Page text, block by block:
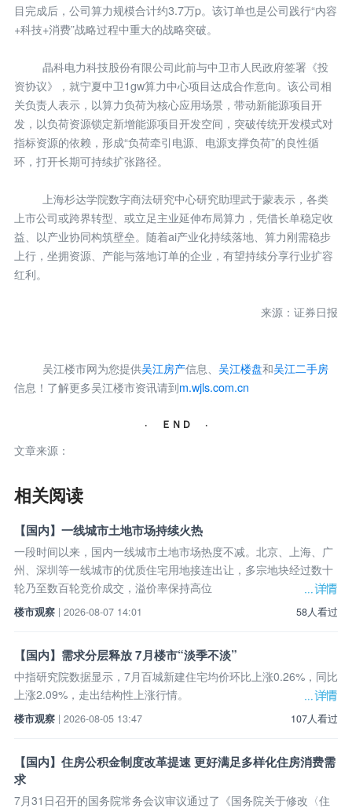
目完成后，公司算力规模合计约3.7万p。该订单也是公司践行“内容
+科技+消费”战略过程中重大的战略突破。
晶科电力科技股份有限公司此前与中卫市人民政府签署《投
资协议》，就宁夏中卫1gw算力中心项目达成合作意向。该公司相
关负责人表示，以算力负荷为核心应用场景，带动新能源项目开
发，以负荷资源锁定新增能源项目开发空间，突破传统开发模式对
指标资源的依赖，形成“负荷牵引电源、电源支撑负荷”的良性循
环，打开长期可持续扩张路径。
上海杉达学院数字商法研究中心研究助理武于蒙表示，各类
上市公司或跨界转型、或立足主业延伸布局算力，凭借长单稳定收
益、以产业协同构筑壁垒。随着ai产业化持续落地、算力刚需稳步
上行，坐拥资源、产能与落地订单的企业，有望持续分享行业扩容
红利。
来源：证券日报
吴江楼市网为您提供吴江房产信息、 吴江楼盘和吴江二手房
信息！了解更多吴江楼市资讯请到m.wjls.com.cn
· ＥＮＤ ·
文章来源：
相关阅读
【国内】一线城市土地市场持续火热
一段时间以来，国内一线城市土地市场热度不减。北京、上海、广
州、深圳等一线城市的优质住宅用地接连出让，多宗地块经过数十
轮乃至数百轮竞价成交，溢价率保持高位
58人看过
楼市观察 | 2026-08-07 14:01
【国内】需求分层释放 7月楼市“淡季不淡”
中指研究院数据显示，7月百城新建住宅均价环比上涨0.26%，同比
上涨2.09%，走出结构性上涨行情。
107人看过
楼市观察 | 2026-08-05 13:47
【国内】住房公积金制度改革提速 更好满足多样化住房消费需
求
7月31日召开的国务院常务会议审议通过了《国务院关于修改〈住